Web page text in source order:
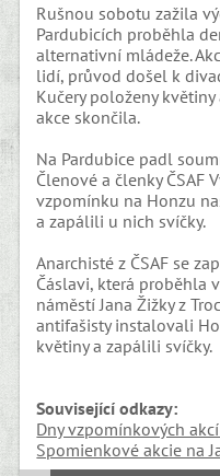
Rušnou sobotu zažila
Pardubicích proběhla
alternativní mládeže.
lidí, průvod došel k
Kučery položeny
akce skončila.
Na Pardubice padl
Členové a členky ČSAF
vzpomínku na Honzu
a zapálili u nich svíčky.
Anarchisté z ČSAF se
Čáslavi, která proběhla
náměstí Jana Žižky z
antifašisty instalovali
květiny a zapálili svíčky.
Související odkazy:
Dny vzpomínkových
Spomienkové akcie na